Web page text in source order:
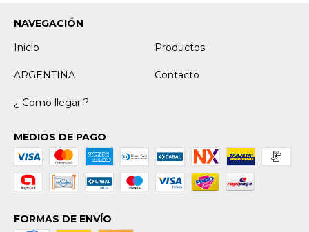
NAVEGACIÓN
Inicio
Productos
ARGENTINA Contacto
¿ Como llegar ?
MEDIOS DE PAGO
FORMAS DE ENVÍO